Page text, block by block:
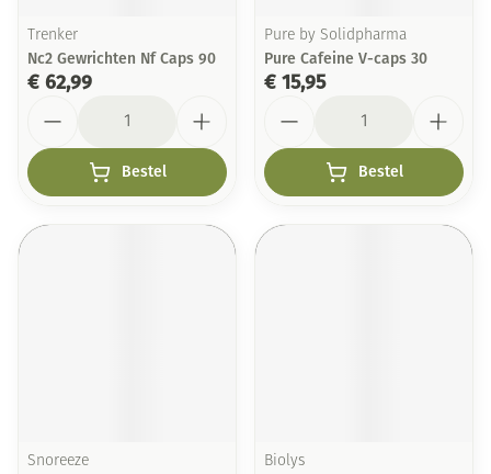
Trenker
Nc2 Gewrichten Nf Caps 90
€ 62,99
Bestel
Pure by Solidpharma
Pure Cafeine V-caps 30
€ 15,95
Bestel
Snoreeze Biolys